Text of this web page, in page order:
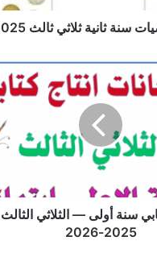
سنة ثانية ثلاثي ثالث 2025
سنة أولى — الثلاثي
2025-2026